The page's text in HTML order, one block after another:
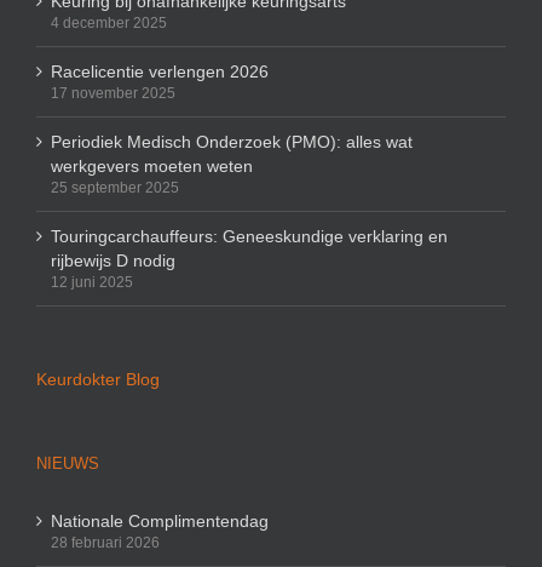
4 december 2025
Racelicentie verlengen 2026
17 november 2025
Periodiek Medisch Onderzoek (PMO): alles wat
werkgevers moeten weten
25 september 2025
Touringcarchauffeurs: Geneeskundige verklaring en
rijbewijs D nodig
12 juni 2025
Keurdokter Blog
NIEUWS
Nationale Complimentendag
28 februari 2026